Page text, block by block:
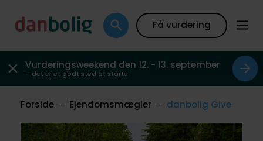
Få vurdering
Vurderingsweekend den 12. - 13. september
– det er et godt sted at starte
Forside Ejendomsmægler danbolig Give